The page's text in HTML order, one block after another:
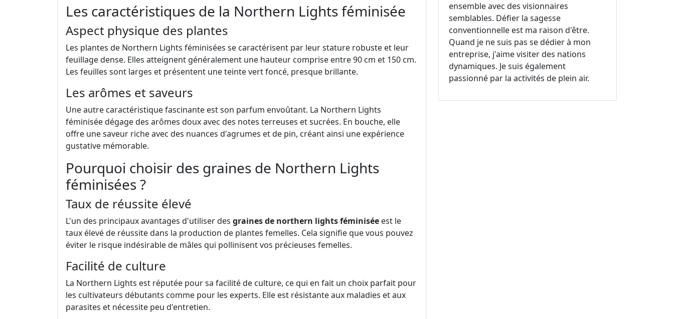
Les caractéristiques de la Northern Lights féminisée
Aspect physique des plantes
Les plantes de Northern Lights féminisées se caractérisent par leur stature robuste et leur
feuillage dense. Elles atteignent généralement une hauteur comprise entre 90 cm et 150 cm.
Les feuilles sont larges et présentent une teinte vert foncé, presque brillante.
Les arômes et saveurs
Une autre caractéristique fascinante est son parfum envoûtant. La Northern Lights
féminisée dégage des arômes doux avec des notes terreuses et sucrées. En bouche, elle
offre une saveur riche avec des nuances d'agrumes et de pin, créant ainsi une expérience
gustative mémorable.
Pourquoi choisir des graines de Northern Lights
féminisées ?
Taux de réussite élevé
L'un des principaux avantages d'utiliser des graines de northern lights féminisée est le
taux élevé de réussite dans la production de plantes femelles. Cela signifie que vous pouvez
éviter le risque indésirable de mâles qui pollinisent vos précieuses femelles.
Facilité de culture
La Northern Lights est réputée pour sa facilité de culture, ce qui en fait un choix parfait pour
les cultivateurs débutants comme pour les experts. Elle est résistante aux maladies et aux
parasites et nécessite peu d'entretien.
ensemble avec des visionnaires
semblables. Défier la sagesse
conventionnelle est ma raison d'être.
Quand je ne suis pas se dédier à mon
entreprise, j'aime visiter des nations
dynamiques. Je suis également
passionné par la activités de plein air.